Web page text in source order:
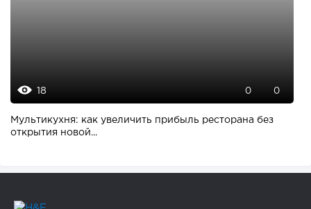
18 0 0
Мультикухня: как увеличить прибыль ресторана без
открытия новой...